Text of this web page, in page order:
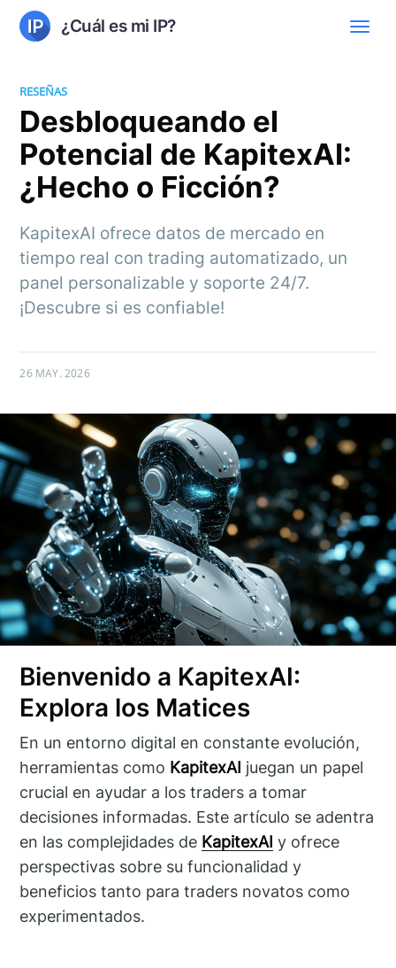
¿Cuál es mi IP?
RESEÑAS
Desbloqueando el
Potencial de KapitexAI:
¿Hecho o Ficción?
KapitexAI ofrece datos de mercado en
tiempo real con trading automatizado, un
panel personalizable y soporte 24/7.
¡Descubre si es confiable!
26 MAY. 2026
Bienvenido a KapitexAI:
Explora los Matices
En un entorno digital en constante evolución,
herramientas como KapitexAI juegan un papel
crucial en ayudar a los traders a tomar
decisiones informadas. Este artículo se adentra
en las complejidades de KapitexAI y ofrece
perspectivas sobre su funcionalidad y
beneficios tanto para traders novatos como
experimentados.